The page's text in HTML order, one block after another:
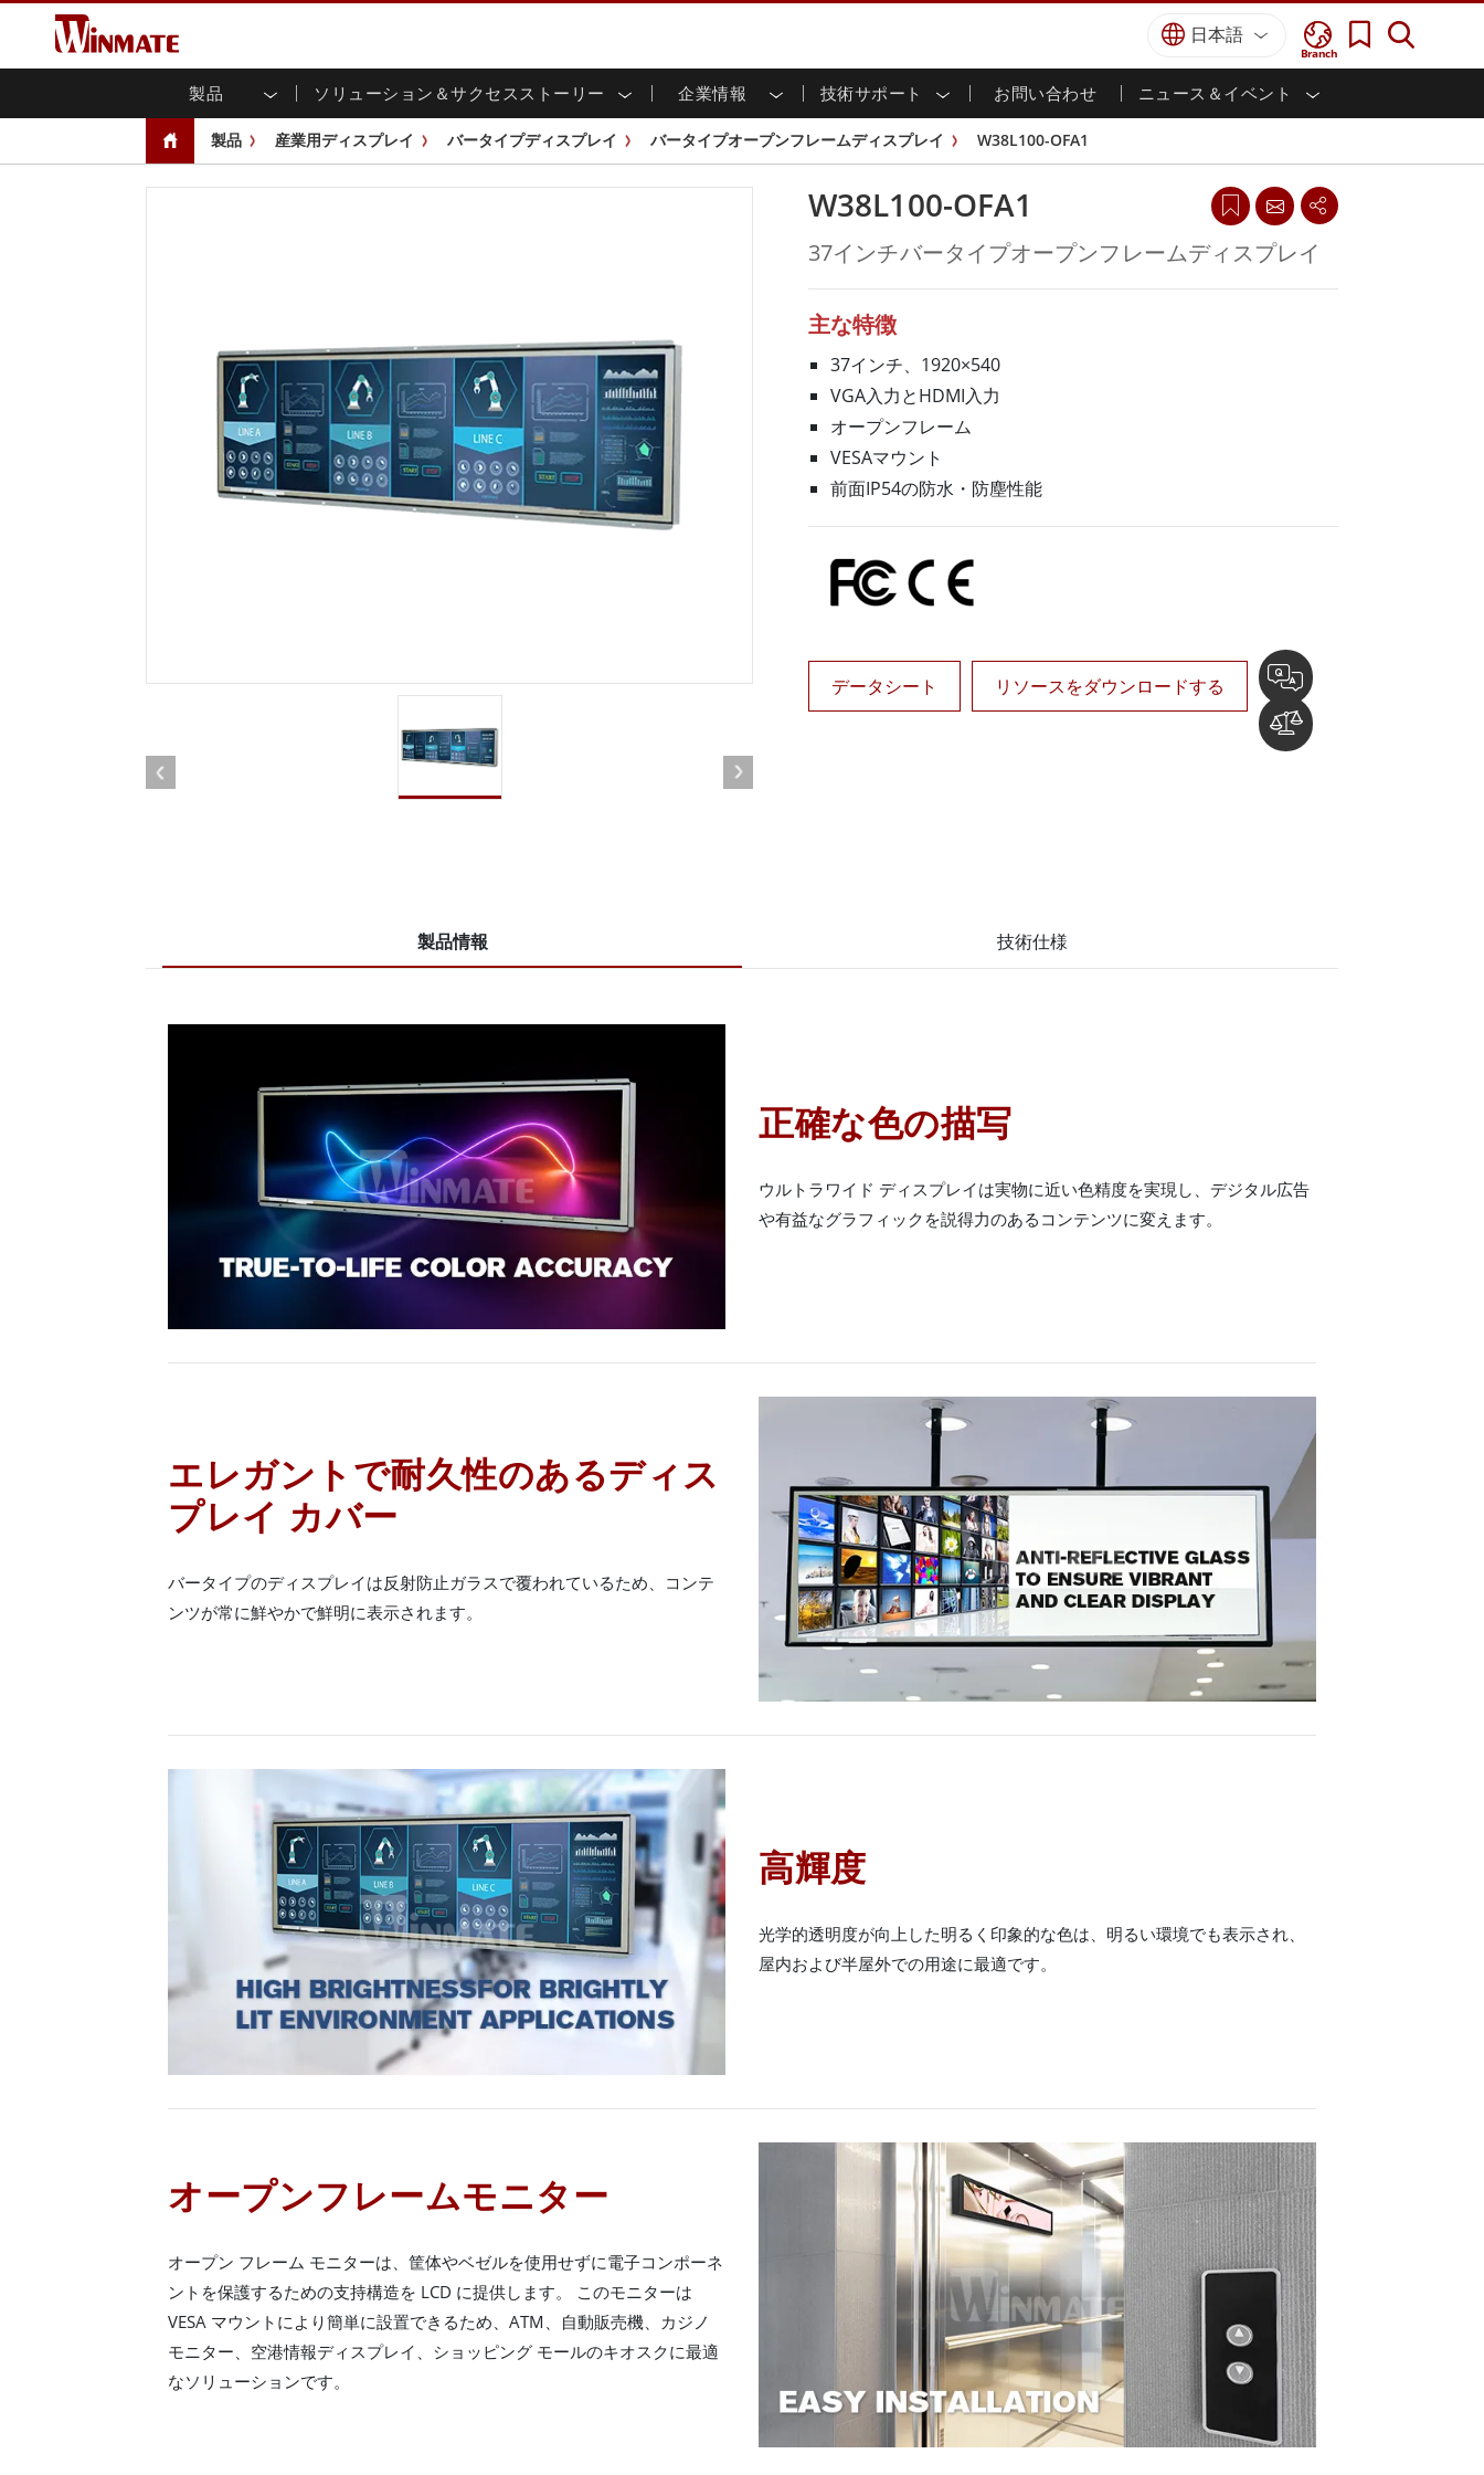
Branch
日本語
製品 ソリューション＆サクセスストーリー 企業情報 技術サポート お問い合わせ ニュース＆イベント
企業モビリティコンピュータ
頑丈なノートパソコン
堅牢タブレットコントローラー
エッジAIモビリティ
産業用ディスプレイ
マルチタッチ (P-
USB Type-C
ステンレスシリー
ズ
屋外ディスプレイ
G-WINシリーズ /
OSD Box
産業用パネルPCおよびHMI
HMI (P-CAPタッチ)
産業用パネルPC (P-CAPタッチ)
産業用パネルPC (抵抗膜方式)
ステンレスシリーズ
G-WINシリーズ / IP67設計
ATEXグレード
バータイプパネルPC
防衛グレード
防衛頑丈なノートパソコン
防衛パネルPC
防衛ディスプレイ / NVIS ディスプレイ
防衛サーバー
車載コンピュータ
Windows 車載コンピュータ
Android 車載コンピュータ
車載用タブレット
組み込みコンピューティング
ボックスPC / 防水頑丈なPC IP65
IoTゲートウェイ
ラジオゲートウェイ
ヘルスケアグレード
ヘルスケア堅牢タブレット
ヘルスケアパネルPC
ヘルスケアディスプレイ
船舶用組込みコンピュータ
More
More
AI コンピュータ
エッジ AI モビリティ
エッジ AIパネルPC
堅牢なロボットコントローラ AI対応 エネルギー、化学、ATEX
HMI/産業用自動化
農業
交通 食品 & 衛生産業
海洋
倉庫 & 物流
インフラ
インテリジェントロボットシス
テム
ヘビーデューティー
金属＆鉱業 スマート充電ステーション
会社概要 投資家情報 サステナビリティ 採用情報
保証 ダウンロードセンター カスタマーサービスセンター
パートナーポータル
マーケティングポータル
ファイル共有
新製品情報 ニュースレター 製品仕様変更のお知らせ
刊行物
展示会・イベント
Youtubeチャンネル バーチャル展示会
認証／コンプライアンス
製品 産業用ディスプレイ バータイプディスプレイ バータイプオープンフレームディスプレイ W38L100-OFA1
W38L100-OFA1
37インチバータイプオープンフレームディスプレイ
主な特徴
37インチ、1920×540
VGA入力とHDMI入力
オープンフレーム
VESAマウント
前面IP54の防水・防塵性能
データシート リソースをダウンロードする
製品情報 技術仕様
正確な色の描写
ウルトラワイド ディスプレイは実物に近い色精度を実現し、デジタル広告
や有益なグラフィックを説得力のあるコンテンツに変えます。
エレガントで耐久性のあるディス
プレイ カバー
バータイプのディスプレイは反射防止ガラスで覆われているため、コンテ
ンツが常に鮮やかで鮮明に表示されます。
高輝度
光学的透明度が向上した明るく印象的な色は、明るい環境でも表示され、
屋内および半屋外での用途に最適です。
オープンフレームモニター
オープン フレーム モニターは、筐体やベゼルを使用せずに電子コンポーネ
ントを保護するための支持構造を LCD に提供します。 このモニターは
VESA マウントにより簡単に設置できるため、ATM、自動販売機、カジノ
モニター、空港情報ディスプレイ、ショッピング モールのキオスクに最適
なソリューションです。